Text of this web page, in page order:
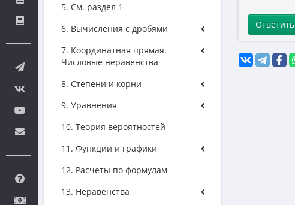
5. См. раздел 1
6. Вычисления с дробями
7. Координатная прямая.
Числовые неравенства
8. Степени и корни
9. Уравнения
10. Теория вероятностей
11. Функции и графики
12. Расчеты по формулам
13. Неравенства
Ответить